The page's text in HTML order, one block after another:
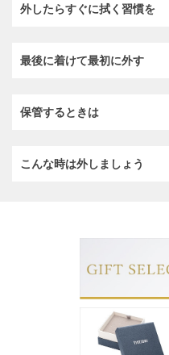
外したらすぐに拭く習慣を
最後に着けて最初に外す
保管するときは
こんな時は外しましょう